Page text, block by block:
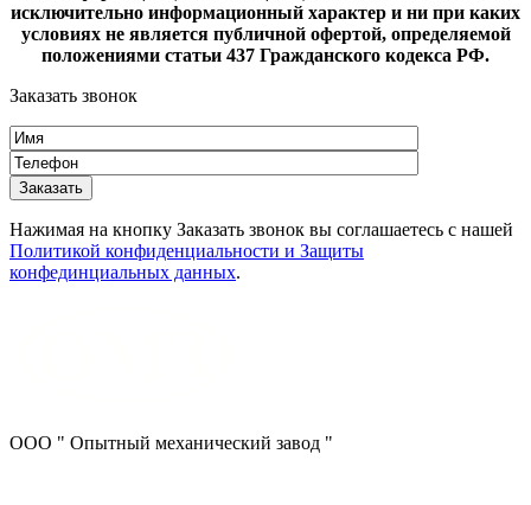
исключительно информационный характер и ни при каких
условиях не является публичной офертой, определяемой
положениями статьи 437 Гражданского кодекса РФ.
Заказать звонок
Нажимая на кнопку Заказать звонок вы соглашаетесь с нашей
Политикой конфиденциальности и Защиты
конфединциальных данных.
ООО " Опытный механический завод "